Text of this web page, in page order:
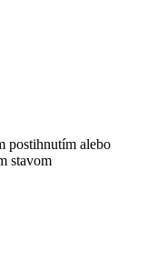
postihnutím alebo
stavom